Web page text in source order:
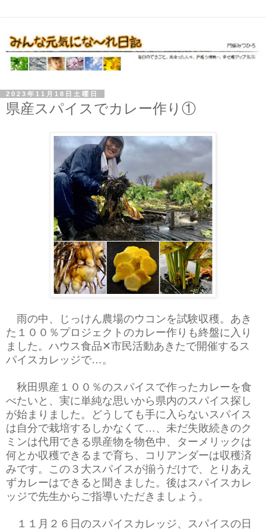
2023年11月18日土曜日
県産スパイスでカレー作り①
雨の中、じっけん農場のウコンを試験収穫。あき
た１００％プロジェクトのカレー作りも終盤に入り
ました。ハウス食品✕市民活動あきたで開催するス
パイスカレッジで…。
秋田県産１００％のスパイスで作ったカレーを食
べたいと、実に単純な思いから県内のスパイス探し
が始まりました。どうしても手に入らないスパイス
は自分で栽培するしかなくて…、未だ失敗続きのク
ミンは代用できる県産物を物色中、ターメリックは
何とか収穫できるまで育ち、コリアンダーは収穫済
みです。この３大スパイスが揃うだけで、とりあえ
ずカレーはできると聞きました。後はスパイスカレ
ッジで先生からご指導いただきましょう。
１１月２６日のスパイスカレッジ、スパイスの日